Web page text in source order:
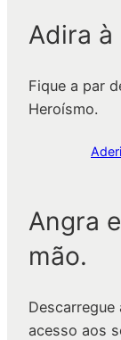
Adira
Fique a par
Heroísmo.
Angra
mão.
acesso aos